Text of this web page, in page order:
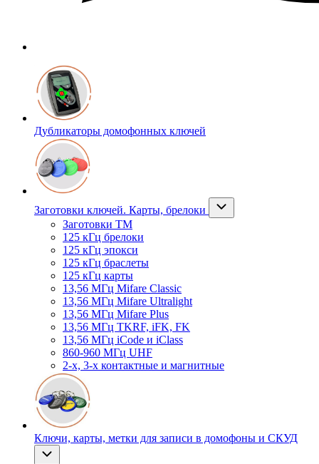
Дубликаторы домофонных ключей
Заготовки ключей. Карты, брелоки
Заготовки ТМ
125 кГц брелоки
125 кГц эпокси
125 кГц браслеты
125 кГц карты
13,56 МГц Mifare Classic
13,56 МГц Mifare Ultralight
13,56 МГц Mifare Plus
13,56 МГц TKRF, iFK, FK
13,56 МГц iCode и iClass
860-960 МГц UHF
2-х, 3-х контактные и магнитные
Ключи, карты, метки для записи в домофоны и СКУД